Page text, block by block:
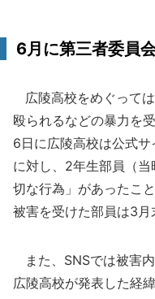
6月に第三者委員
広陵高校をめぐって
殴られるなどの暴力を
6日に広陵高校は公式サ
に対し、2年生部員（
切な行為」があったこ
被害を受けた部員は3月
また、SNSでは被害
広陵高校が発表した経